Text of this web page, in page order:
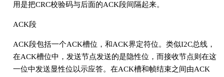
用是把CRC校验码与后面的ACK段间隔起来。
ACK段
ACK段包括一个ACK槽位，和ACK界定符位。类似I2C总线，
在ACK槽位中，发送节点发送的是隐性位，而接收节点则在这
一位中发送显性位以示应答。在ACK槽和帧结束之间由ACK